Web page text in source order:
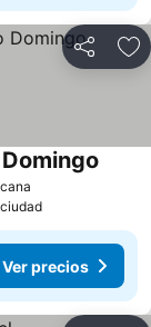
Compartir
Ver precios